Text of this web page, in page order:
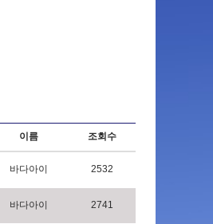
이름 조회수
바다아이 2532
바다아이 2741